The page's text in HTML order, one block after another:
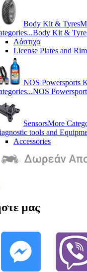
Body Kit & Tyres
Body Kit &
Λάστιχα
License Plates and
NOS Powersports
NOS
SensorsMore
tools and
Accessories
μας